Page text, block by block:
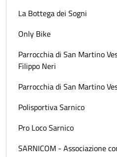
La Bottega dei Sogni
Only Bike
Parrocchia di San Martino
Filippo Neri
Parrocchia di San Martino
Polisportiva Sarnico
Pro Loco Sarnico
SARNICOM - Associazione